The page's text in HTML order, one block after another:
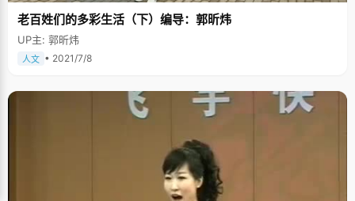
老百姓们的多彩生活（下）编导：郭昕炜
UP主: 郭昕炜
人文 • 2021/7/8